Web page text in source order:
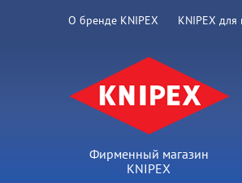
О бренде KNIPEX KNIPEX
Фирменный магазин
KNIPEX